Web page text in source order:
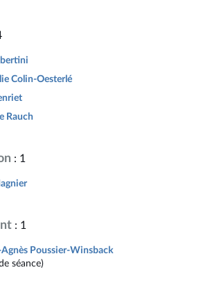
Colin-Oesterlé
Rauch
: 1
: 1
Poussier-Winsback
séance)